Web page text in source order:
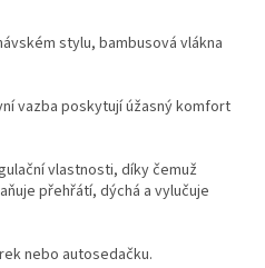
stylu, bambusová vlákna
vazba poskytují úžasný komfort
vlastnosti, díky čemuž
přehřátí, dýchá a vylučuje
nebo autosedačku.